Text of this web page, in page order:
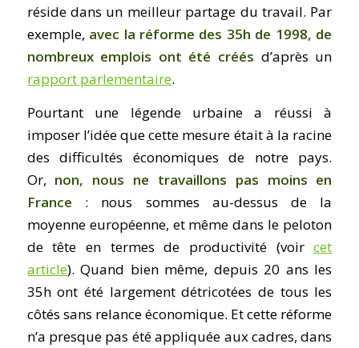
réside dans un meilleur partage du travail. Par
exemple, avec la réforme des 35h de 1998, de
nombreux emplois ont été créés d’après un
rapport parlementaire.
Pourtant une légende urbaine a réussi à
imposer l’idée que cette mesure était à la racine
des difficultés économiques de notre pays.
Or, non, nous ne travaillons pas moins en
France : nous sommes au-dessus de la
moyenne européenne, et même dans le peloton
de tête en termes de productivité (voircet
article). Quand bien même, depuis 20 ans les
35h ont été largement détricotées de tous les
côtés sans relance économique. Et cette réforme
n’a presque pas été appliquée aux cadres, dans